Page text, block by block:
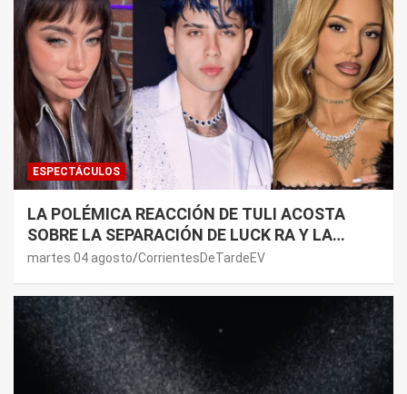
ESPECTÁCULOS
LA POLÉMICA REACCIÓN DE TULI ACOSTA
SOBRE LA SEPARACIÓN DE LUCK RA Y LA
JOAQUI: “¿MI VERDAD?”
martes 04 agosto CorrientesDeTardeEV